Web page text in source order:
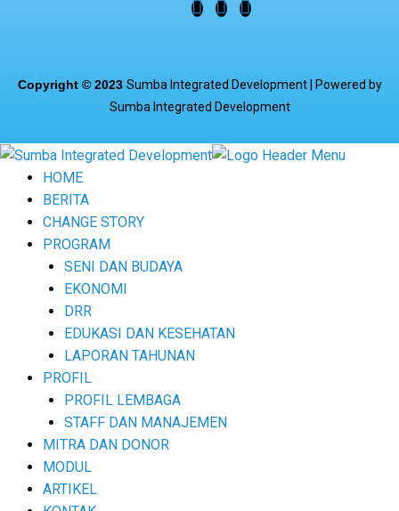
Copyright © 2023 Sumba Integrated Development |
Powered by
Sumba Integrated Development
HOME
BERITA
CHANGE STORY
PROGRAM
SENI DAN BUDAYA
EKONOMI
DRR
EDUKASI DAN KESEHATAN
LAPORAN TAHUNAN
PROFIL
PROFIL LEMBAGA
STAFF DAN MANAJEMEN
MITRA DAN DONOR
MODUL
ARTIKEL